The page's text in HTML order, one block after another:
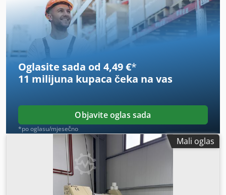
maksimalna brzina vretena:2.500 okret/min, brzina
vretena (min.):2 okret/min, snaga motora vretena:18.500
W, ukupna visina:1.765 mm, ukupna dužina:
ukupna širina:2.290 mm , maksimalna težina obratka:
kg, vreteno nosa:
priručnik
Oglasite sada od 4,49 €*
11 milijuna kupaca čeka na vas
Objavite oglas sada
*po oglasu/mjesečno
Mali oglas